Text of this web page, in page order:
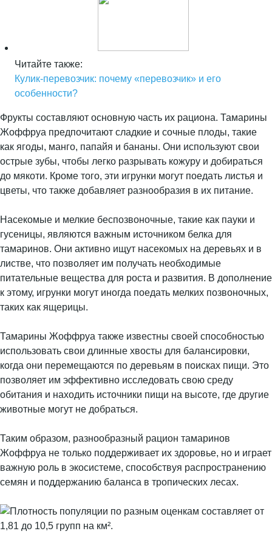
Читайте также:
Кулик-перевозчик: почему «перевозчик» и его
особенности?
Фрукты составляют основную часть их рациона. Тамарины
Жоффруа предпочитают сладкие и сочные плоды, такие
как ягоды, манго, папайя и бананы. Они используют свои
острые зубы, чтобы легко разрывать кожуру и добираться
до мякоти. Кроме того, эти игрунки могут поедать листья и
цветы, что также добавляет разнообразия в их питание.
Насекомые и мелкие беспозвоночные, такие как пауки и
гусеницы, являются важным источником белка для
тамаринов. Они активно ищут насекомых на деревьях и в
листве, что позволяет им получать необходимые
питательные вещества для роста и развития. В дополнение
к этому, игрунки могут иногда поедать мелких позвоночных,
таких как ящерицы.
Тамарины Жоффруа также известны своей способностью
использовать свои длинные хвосты для балансировки,
когда они перемещаются по деревьям в поисках пищи. Это
позволяет им эффективно исследовать свою среду
обитания и находить источники пищи на высоте, где другие
животные могут не добраться.
Таким образом, разнообразный рацион тамаринов
Жоффруа не только поддерживает их здоровье, но и играет
важную роль в экосистеме, способствуя распространению
семян и поддержанию баланса в тропических лесах.